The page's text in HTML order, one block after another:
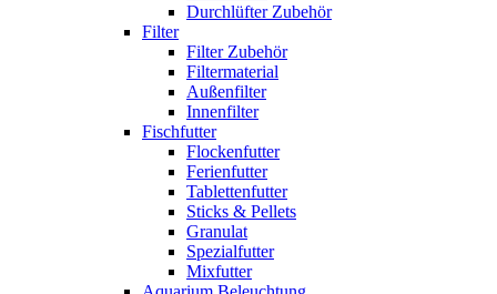
Durchlüfter Zubehör
Filter
Filter Zubehör
Filtermaterial
Außenfilter
Innenfilter
Fischfutter
Flockenfutter
Ferienfutter
Tablettenfutter
Sticks & Pellets
Granulat
Spezialfutter
Mixfutter